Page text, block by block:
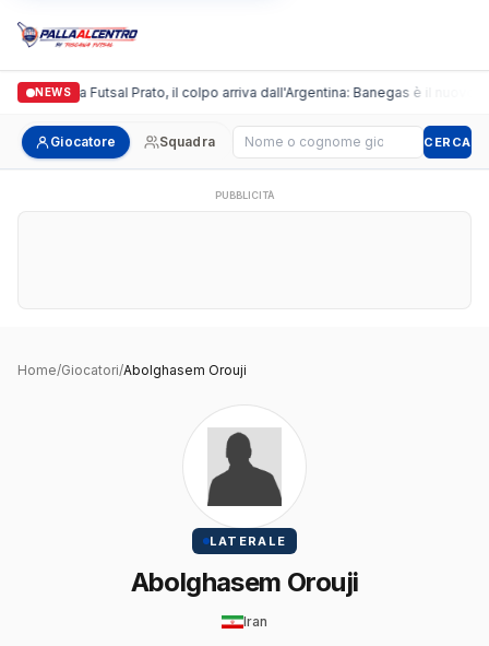
NEWS
Italgronda Futsal Prato, il colpo arriva dall'Argentina: Banegas è il nuovo
Giocatore Squadra Cerca giocatore CERCA
PUBBLICITÀ
Home/Giocatori/Abolghasem Orouji
LATERALE
Abolghasem Orouji
Iran